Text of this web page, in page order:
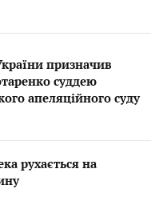
призначив
суддею
апеляційного суду
рухається на